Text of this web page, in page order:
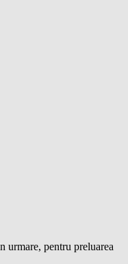
urmare, pentru preluarea